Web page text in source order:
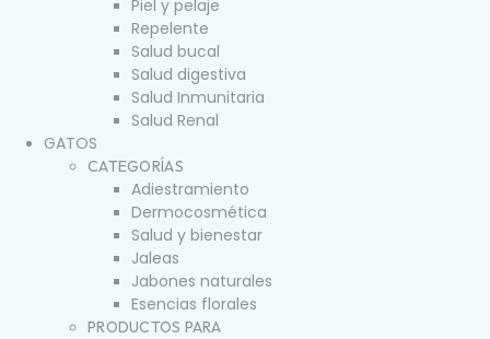
Piel y pelaje
Repelente
Salud bucal
Salud digestiva
Salud Inmunitaria
Salud Renal
GATOS
CATEGORÍAS
Adiestramiento
Dermocosmética
Salud y bienestar
Jaleas
Jabones naturales
Esencias florales
PRODUCTOS PARA